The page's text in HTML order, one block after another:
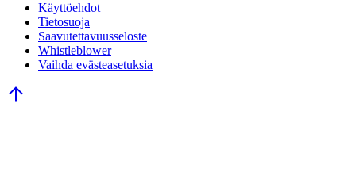
Käyttöehdot
Tietosuoja
Saavutettavuusseloste
Whistleblower
Vaihda evästeasetuksia